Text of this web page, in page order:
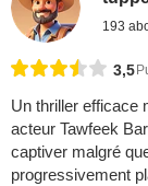
193
3,5
Un thriller efficace
acteur Tawfeek
captiver malgré
progressivement